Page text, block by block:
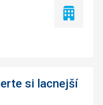
Iba
si lacnejší